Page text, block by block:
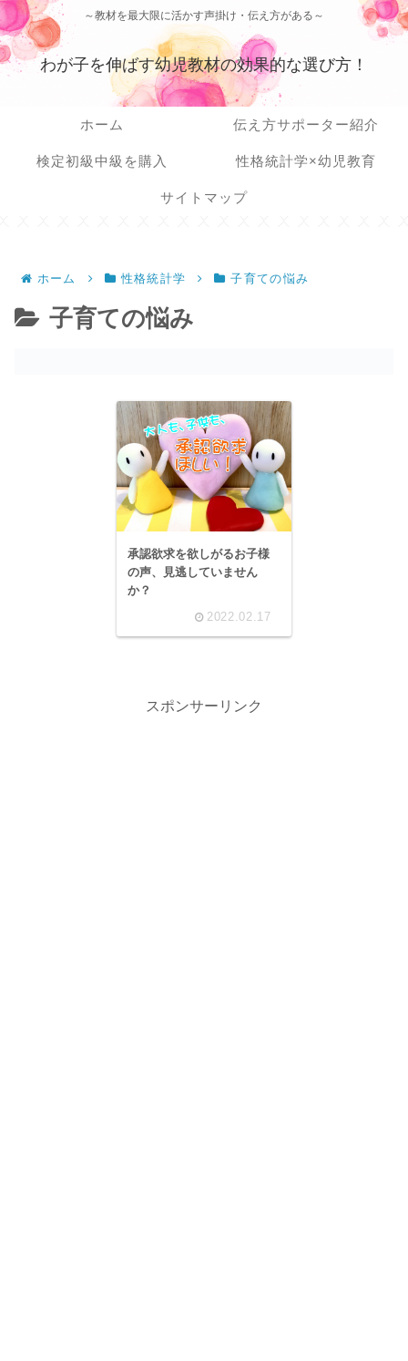
～教材を最大限に活かす声掛け・伝え方がある～
わが子を伸ばす幼児教材の効果的な選び方！
ホーム 伝え方サポーター紹介
検定初級中級を購入 性格統計学×幼児教育
サイトマップ
ホーム 性格統計学 子育ての悩み
子育ての悩み
承認欲求を欲しがるお子様
の声、見逃していません
か？
2022.02.17
スポンサーリンク